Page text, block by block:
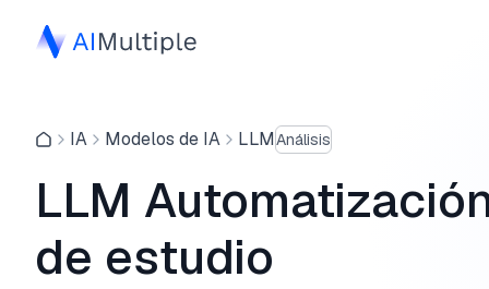
IA Modelos de IA LLMAnálisis
LLM
de estudio